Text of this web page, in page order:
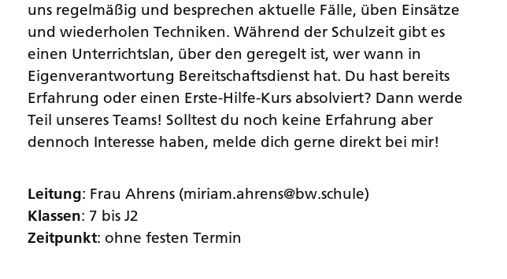
uns regelmäßig und besprechen aktuelle Fälle, üben Einsätze
und wiederholen Techniken. Während der Schulzeit gibt es
einen Unterrichtslan, über den geregelt ist, wer wann in
Eigenverantwortung Bereitschaftsdienst hat. Du hast bereits
Erfahrung oder einen Erste-Hilfe-Kurs absolviert? Dann werde
Teil unseres Teams! Solltest du noch keine Erfahrung aber
dennoch Interesse haben, melde dich gerne direkt bei mir!
Leitung: Frau Ahrens (miriam.ahrens@bw.schule)
Klassen: 7 bis J2
Zeitpunkt: ohne festen Termin